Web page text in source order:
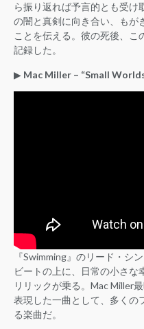
ら振り返れば予言的とも受
の闇と真剣に向き合い、もが
ことを伝える。彼の死後、
記録した。
▶︎ Mac Miller – “Small
『Swimming』のリード・シ
ビートの上に、日常の小さな
リリックが乗る。Mac Miller
表現した一曲として、多くの
る楽曲だ。